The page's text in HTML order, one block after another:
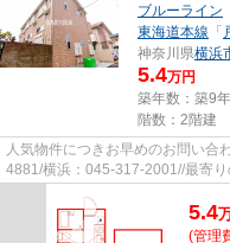
ブルーライン
東海道本線 「
神奈川県横浜
5.4万円
築年数：築9
階数：2階建
人気物件につきお早めのお問い合
4881/横浜：045-317-2001//最寄
5.4
(管理